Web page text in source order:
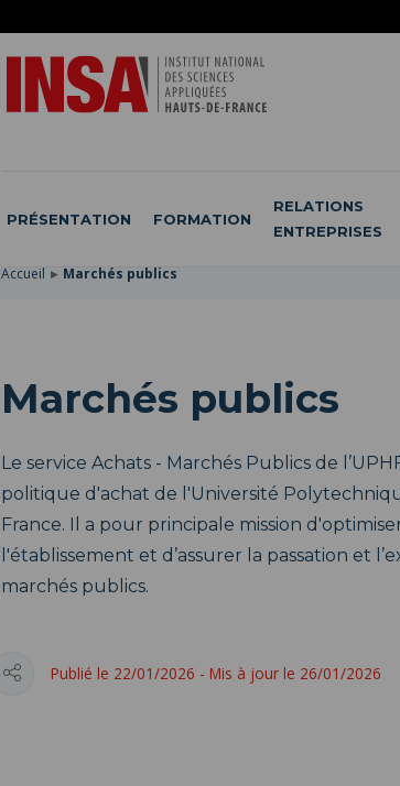
PRÉSENTATION FORMATION
RELATIONS
ENTREPRISES
Accueil Marchés publics
Marchés publics
Le service Achats - Marchés Publics de
politique d'achat de l'Université
France. Il a pour principale mission
l'établissement et d’assurer la passation et
marchés publics.
Publié le 22/01/2026 - Mis à jour le 26/01/2026